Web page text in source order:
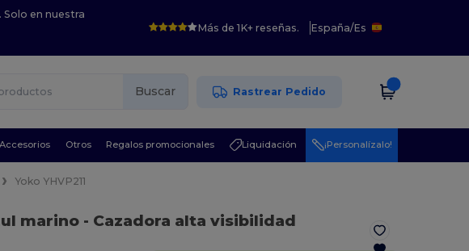
en nuestra
Más de 1K+ reseñas. España/Es
Buscar Rastrear Pedido
Accesorios Otros Regalos promocionales Liquidación ¡Personalízalo!
Yoko YHVP211
marino- Cazadora alta visibilidad